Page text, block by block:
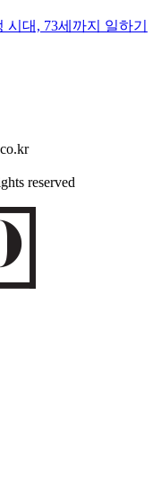
시대, 73세까지 일하기
reserved